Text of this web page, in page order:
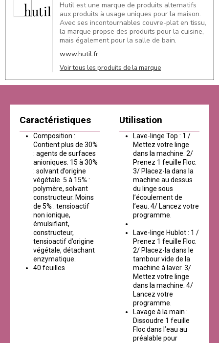
Hutil est une marque de produits alternatifs
aux produits à usage uniques pour la maison.
Avec ses incontournables couvre-plat en tissu,
la marque propse des produits pour la cuisine,
mais également pour la salle de bain.
www.hutil.fr
Voir tous les produits de la marque
Caractéristiques
Composition :
Contient plus de 30%
: agents de surfaces
anioniques. 15 à 30%
: solvant d’origine
végétale. 5 à 15% :
polymère, solvant
constructeur. Moins
de 5% : tensioactif
non ionique,
émulsifiant,
constructeur,
tensioactif d’origine
végétale, détachant
enzymatique.
40 feuilles
Utilisation
Lave-linge Top : 1 /
Mettez votre linge
dans la machine. 2/
Prenez 1 feuille Floc.
3/ Placez-la dans la
machine au dessus
du linge sous
l’écoulement de
l’eau. 4/ Lancez votre
programme.
Lave-linge Hublot : 1 /
Prenez 1 feuille Floc.
2/ Placez-la dans le
tambour vide de la
machine à laver. 3/
Mettez votre linge
dans la machine. 4/
Lancez votre
programme.
Lavage à la main :
Dissoudre 1 feuille
Floc dans l’eau au
préalable pour